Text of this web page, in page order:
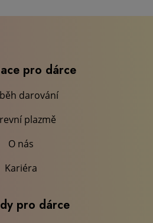
pro dárce
darování
plazmě
O nás
Kariéra
pro dárce